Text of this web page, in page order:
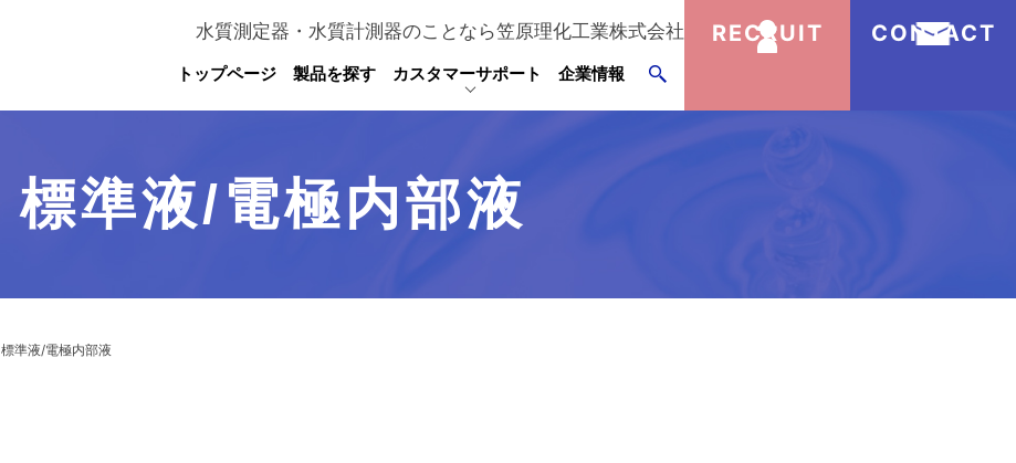
トップページ 製品を探す カスタマーサポート 企業情報
水質測定器・水質計測器のことなら笠原理化工業株式会社 RECRUIT CONTACT
標準液/電極内部液
標準液/電極内部液